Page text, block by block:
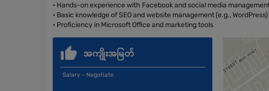
• Hands-on experience with Facebook and social media
• Basic knowledge of SEO and website management (e.g., WordPress)
• Proficiency in Microsoft Office and marketing tools
အကျိုးအမြတ်
Salary - Negotiate